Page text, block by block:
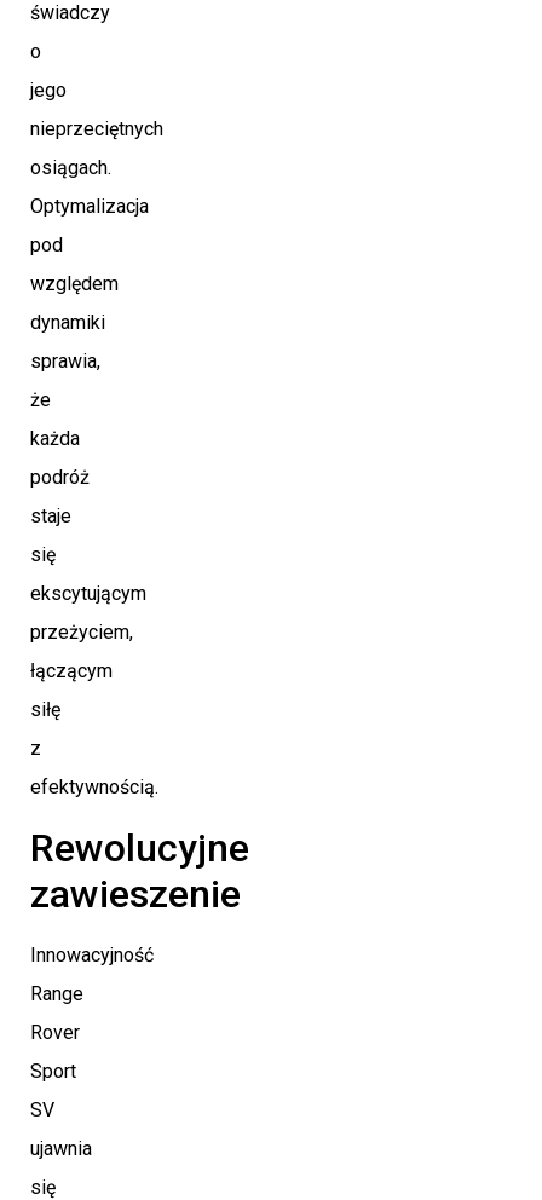
świadczy
o
jego
nieprzeciętnych
osiągach.
Optymalizacja
pod
względem
dynamiki
sprawia,
że
każda
podróż
staje
się
ekscytującym
przeżyciem,
łączącym
siłę
z
efektywnością.
Rewolucyjne
zawieszenie
Innowacyjność
Range
Rover
Sport
SV
ujawnia
się